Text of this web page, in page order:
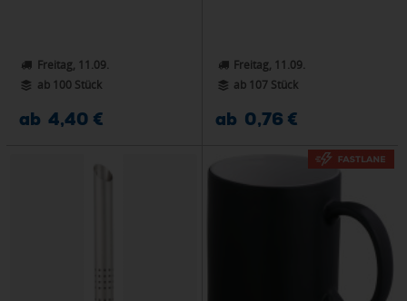
Freitag, 11.09.
ab 100 Stück
ab 4,40 €
Freitag, 11.09.
ab 107 Stück
ab 0,76 €